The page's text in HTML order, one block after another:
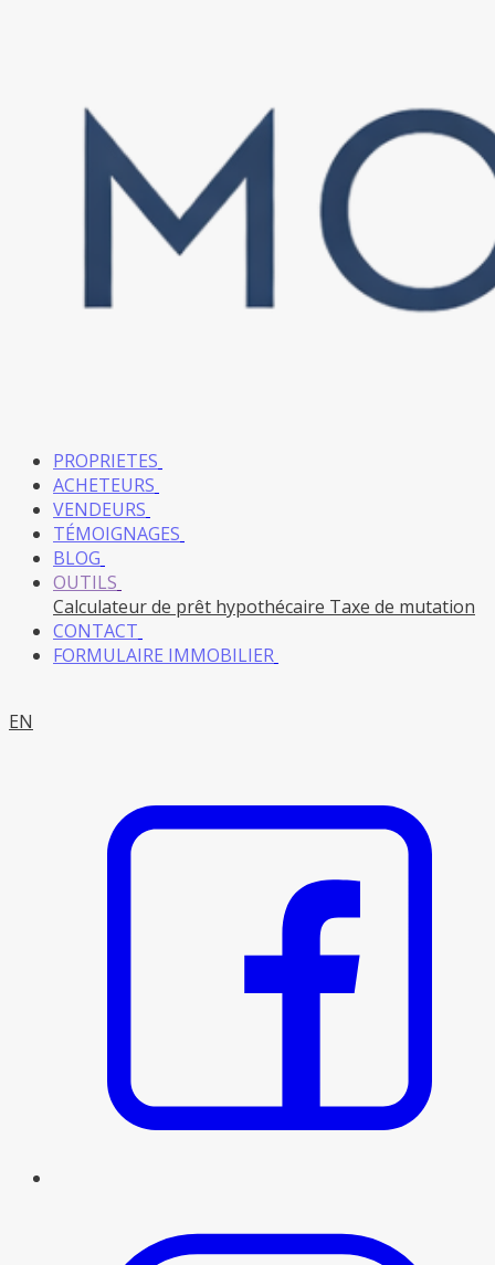
PROPRIETES
ACHETEURS
VENDEURS
TÉMOIGNAGES
BLOG
OUTILS
Calculateur de prêt hypothécaire Taxe de mutation
CONTACT
FORMULAIRE IMMOBILIER
EN